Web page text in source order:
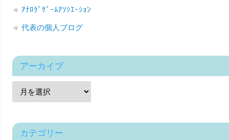
ｱﾅﾛｸﾞｹﾞｰﾑｱｿｼｴｰｼｮﾝ
代表の個人ブログ
アーカイブ
カテゴリー